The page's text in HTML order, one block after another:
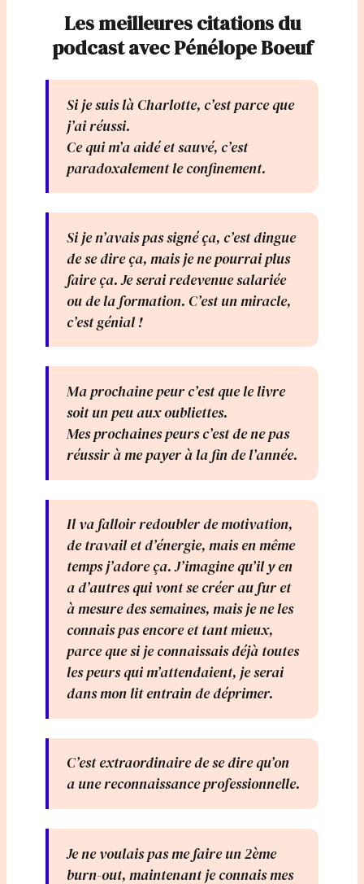
Les meilleures citations du
podcast avec Pénélope Boeuf
Si je suis là Charlotte, c’est parce que
j’ai réussi.
Ce qui m’a aidé et sauvé, c’est
paradoxalement le confinement.
Si je n’avais pas signé ça, c’est dingue
de se dire ça, mais je ne pourrai plus
faire ça. Je serai redevenue salariée
ou de la formation. C’est un miracle,
c’est génial !
Ma prochaine peur c’est que le livre
soit un peu aux oubliettes.
Mes prochaines peurs c’est de ne pas
réussir à me payer à la fin de l’année.
Il va falloir redoubler de motivation,
de travail et d’énergie, mais en même
temps j’adore ça. J’imagine qu’il y en
a d’autres qui vont se créer au fur et
à mesure des semaines, mais je ne les
connais pas encore et tant mieux,
parce que si je connaissais déjà toutes
les peurs qui m’attendaient, je serai
dans mon lit entrain de déprimer.
C’est extraordinaire de se dire qu’on
a une reconnaissance professionnelle.
Je ne voulais pas me faire un 2ème
burn-out, maintenant je connais mes